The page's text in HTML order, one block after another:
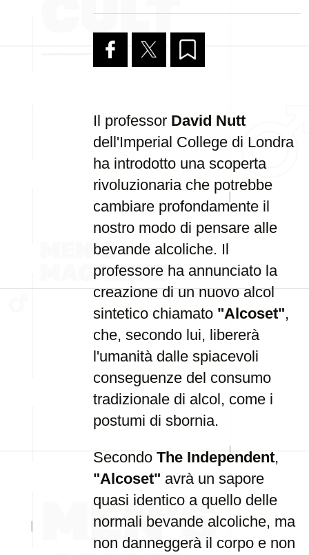
Il professor David Nutt
dell'Imperial College di Londra
ha introdotto una scoperta
rivoluzionaria che potrebbe
cambiare profondamente il
nostro modo di pensare alle
bevande alcoliche. Il
professore ha annunciato la
creazione di un nuovo alcol
sintetico chiamato "Alcoset",
che, secondo lui, libererà
l'umanità dalle spiacevoli
conseguenze del consumo
tradizionale di alcol, come i
postumi di sbornia.
Secondo The Independent,
"Alcoset" avrà un sapore
quasi identico a quello delle
normali bevande alcoliche, ma
non danneggerà il corpo e non